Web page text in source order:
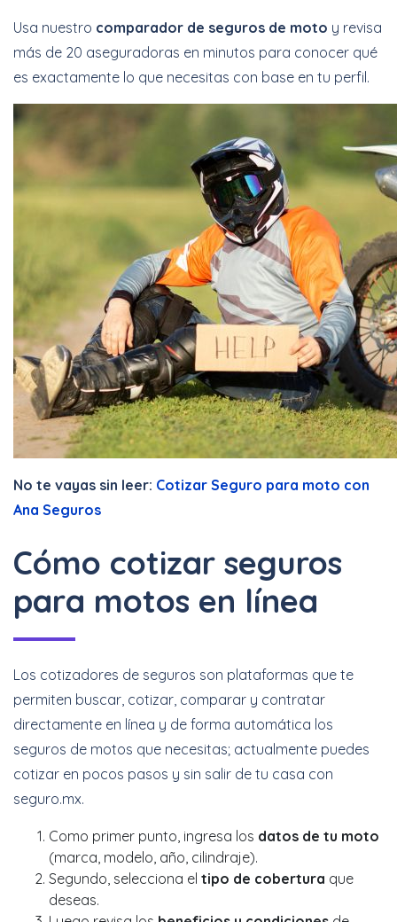
Usa nuestro comparador de seguros de moto y revisa
más de 20 aseguradoras en minutos para conocer qué
es exactamente lo que necesitas con base en tu perfil.
No te vayas sin leer: Cotizar Seguro para moto con
Ana Seguros
Cómo cotizar seguros
para motos en línea
Los cotizadores de seguros son plataformas que te
permiten buscar, cotizar, comparar y contratar
directamente en línea y de forma automática los
seguros de motos que necesitas; actualmente puedes
cotizar en pocos pasos y sin salir de tu casa con
seguro.mx.
Como primer punto, ingresa los datos de tu moto
(marca, modelo, año, cilindraje).
Segundo, selecciona el tipo de cobertura que
deseas.